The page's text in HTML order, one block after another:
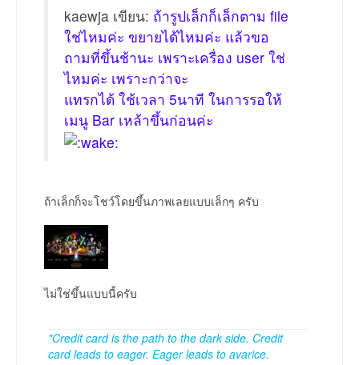
kaewja เขียน: ถ้ารูปเล็กก็เล็กตาม file
ใช่ไหมค่ะ ขยายได้ไหมค่ะ แล้วขอ
ถามที่ขึ้นช้านะ เพราะเครื่อง user ใช่
ไหมค่ะ เพราะกว่าจะ
แทรกได้ ใช้เวลา 5นาที ในการรอให้
เมนู Bar เหล้าขึ้นก่อนค่ะ
ถ้าเล็กก็จะโชว์โดยขึ้นภาพเลยแบบเล็กๆ ครับ
ไม่ใช่ขึ้นแบบนี้ครับ
"Credit card is the path to the dark side. Credit
card leads to eager. Eager leads to avarice.